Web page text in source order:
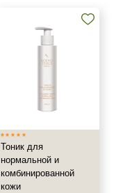
Тоник для
нормальной и
комбинированной
кожи